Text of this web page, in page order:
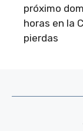
próximo
horas en la
pierdas